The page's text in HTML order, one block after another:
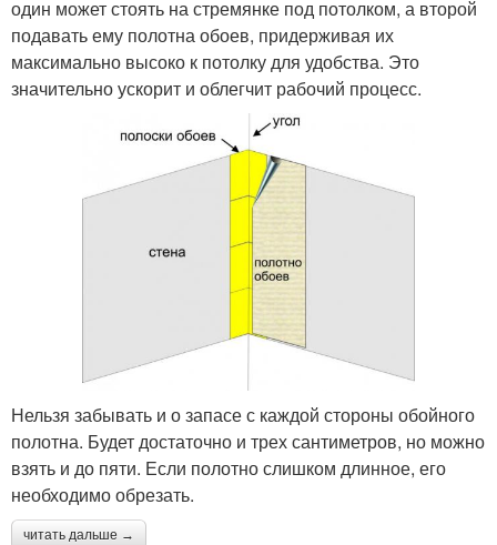
один может стоять на стремянке под потолком, а второй
подавать ему полотна обоев, придерживая их
максимально высоко к потолку для удобства. Это
значительно ускорит и облегчит рабочий процесс.
Нельзя забывать и о запасе с каждой стороны обойного
полотна. Будет достаточно и трех сантиметров, но можно
взять и до пяти. Если полотно слишком длинное, его
необходимо обрезать.
читать дальше →